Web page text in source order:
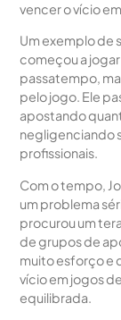
vencer o vício
Um exemplo de
começou a
passatempo,
pelo jogo. Ele
apostando
negligenciando
profissionais.
Com o tempo,
um problema
procurou um
de grupos de
muito esforço e
vício em jogos
equilibrada.